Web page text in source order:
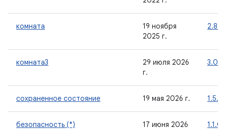
комната
19 ноября
2025 г.
2.8.4
комната3
29 июля 2026
г.
3.0.1
сохраненное состояние 19 мая 2026 г. 1.5.0
безопасность (*)
17 июня 2026
1.1.0